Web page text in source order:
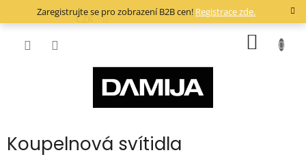
Zaregistrujte se pro zobrazení B2B cen! Registrace zde.
CZK
Koupelnová svítidla